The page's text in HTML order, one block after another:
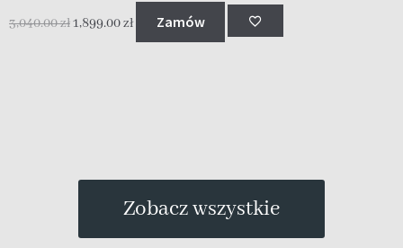
3,040.00zł1,899.00zł Zamów
Zobacz wszystkie